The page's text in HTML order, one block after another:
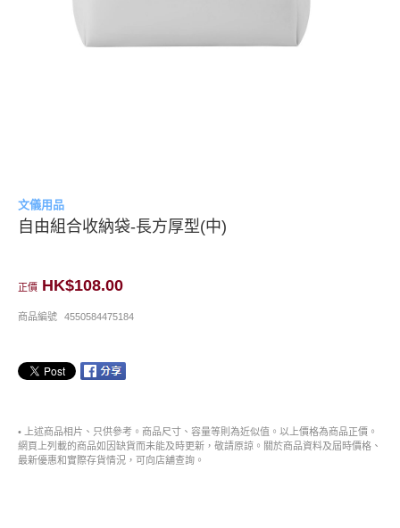
文儀用品
自由組合收納袋-長方厚型(中)
正價 HK$108.00
商品編號 4550584475184
• 上述商品相片、只供參考。商品尺寸、容量等則為近似值。以上價格為商品正價。
網頁上列載的商品如因缺貨而未能及時更新，敬請原諒。關於商品資料及屆時價格、
最新優惠和實際存貨情況，可向店舖查詢。